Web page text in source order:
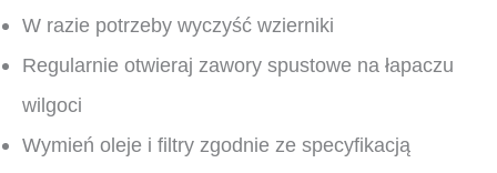
W razie potrzeby wyczyść wzierniki
Regularnie otwieraj zawory spustowe na łapaczu
wilgoci
Wymień oleje i filtry zgodnie ze specyfikacją